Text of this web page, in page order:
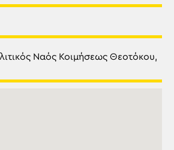
Ναός Κοιμήσεως Θεοτόκου,